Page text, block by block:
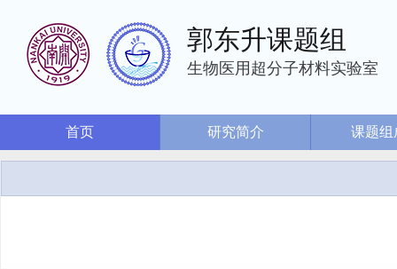
郭东升课题组
生物医用超分子材料实验室
首页 研究简介 课题组